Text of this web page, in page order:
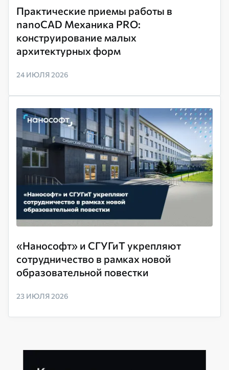
Практические приемы работы в
nanoCAD Механика PRO:
конструирование малых
архитектурных форм
24 ИЮЛЯ 2026
«Нанософт» и СГУГиТ укрепляют
сотрудничество в рамках новой
образовательной повестки
23 ИЮЛЯ 2026